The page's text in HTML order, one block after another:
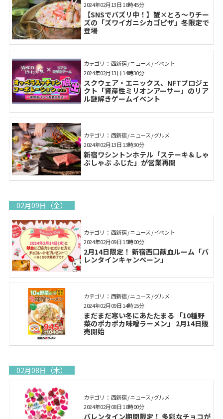
【SNSでバズリ中！】蟹×とろ～りチー
ズの「ズワイガニシカゴピザ」冬限定で
登場
2024年02月13日 16時45分
カテゴリ： 西新宿 / ニュース / イベント
スクウェア・エニックス、NFTプロジェ
クト「資産性ミリオンアーサー」のリア
ル謎解きゲームイベント
2024年02月13日 14時30分
カテゴリ： 西新宿 / ニュース / グルメ
新宿ワシントンホテル「ステーキ＆しゃ
ぶしゃぶ ふじた」が営業再開
2024年02月13日 13時30分
02月09日（金）
カテゴリ： 西新宿 / ニュース / イベント
2月14日限定！ 新宿西口献血ルーム「バ
レンタインキャンペーン」
2024年02月09日 15時00分
カテゴリ： 西新宿 / ニュース / グルメ
まだまだ寒い冬にあたたまる 「10種野
菜のポカポカ味噌ラーメン」 2月14日販
売開始
2024年02月09日 14時15分
02月08日（木）
カテゴリ： 西新宿 / ニュース / グルメ
バレンタイン期間限定！ 多彩なチョコが
2024年02月08日 16時00分